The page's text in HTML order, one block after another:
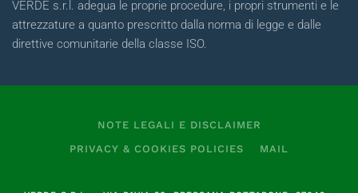
VERDE s.r.l. adegua le proprie procedure, i propri strumenti e le
attrezzature a quanto prescritto dalla norma di legge e dalle
direttive comunitarie della classe ISO.
NOTE LEGALI E DISCLAIMER
PRIVACY & COOKIES POLICIES
MAIL